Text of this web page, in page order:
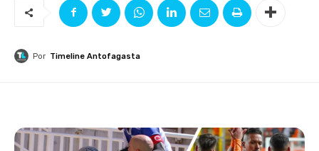
Por Timeline Antofagasta